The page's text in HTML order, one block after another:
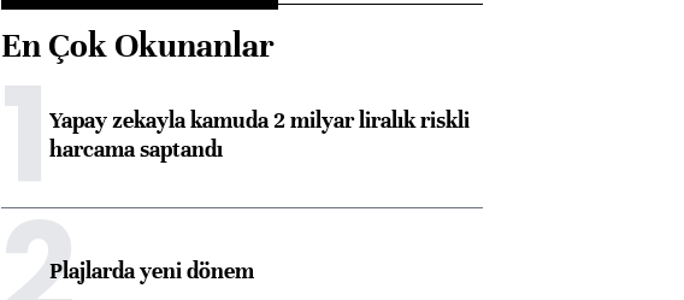
En Çok Okunanlar
1Yapay zekayla kamuda 2 milyar liralık riskli
harcama saptandı
Plajlarda yeni dönem